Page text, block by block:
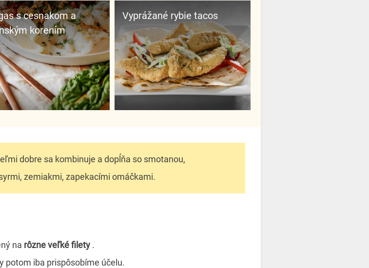
korením
Vyprážané rybie tacos
dobre sa kombinuje a dopĺňa so smotanou,
zemiakmi, zapekacími omáčkami.
na rôzne veľké filety .
potom iba prispôsobíme účelu.